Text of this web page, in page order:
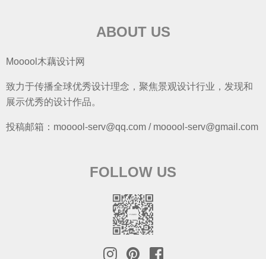
ABOUT US
Mooool木藕设计网
致力于传播全球优秀设计理念，聚焦景观设计行业，发现和
展示优秀的设计作品。
投稿邮箱：mooool-serv@qq.com / mooool-serv@gmail.com
FOLLOW US